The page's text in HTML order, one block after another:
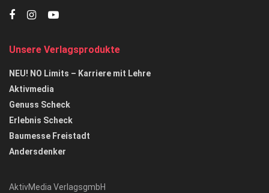
Unsere Verlagsprodukte
NEU! NO Limits – Karriere mit Lehre
Aktivmedia
Genuss Scheck
Erlebnis Scheck
Baumesse Freistadt
Andersdenker
AktivMedia VerlagsgmbH